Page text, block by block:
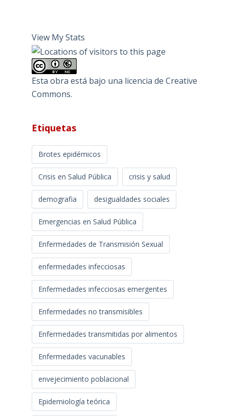
View My Stats
Esta obra está bajo una licencia de Creative
Commons.
Etiquetas
Brotes epidémicos
Crisis en Salud Pública crisis y salud
demografia desigualdades sociales
Emergencias en Salud Pública
Enfermedades de Transmisión Sexual
enfermedades infecciosas
Enfermedades infecciosas emergentes
Enfermedades no transmisibles
Enfermedades transmitidas por alimentos
Enfermedades vacunables
envejecimiento poblacional
Epidemiología teórica